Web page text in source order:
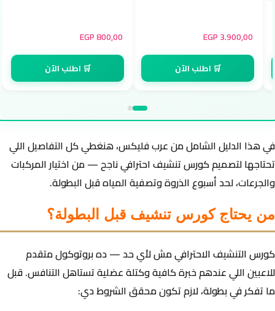
3.900,00
EGP
🛒 اطلب الآن
800,00
EGP
🛒 اطلب الآن
في هذا الدليل الشامل منعرب فليكس، هنغطي كل التفاصيل اللي
تحتاجها لتصميم كورس تنشيف احترافي ناجح — من اختيار المركبات
والجرعات، لحد أسبوع الذروة وتصفية المياه قبل البطولة.
من يحتاج كورس تنشيف قبل البطولة؟
كورس التنشيف الاحترافي مش لأي حد — ده بروتوكول متقدم
للاعبين اللي عندهم خبرة كافية وكتلة عضلية تستاهل التنافس. قبل
ما تفكر في بطولة، لازم تكون محقق الشروط دي: